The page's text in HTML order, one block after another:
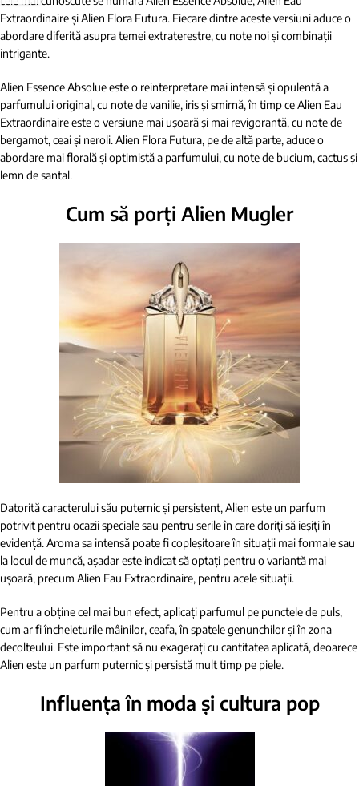
Extraordinaire și Alien Flora Futura. Fiecare dintre aceste versiuni aduce o
abordare diferită asupra temei extraterestre, cu note noi și combinații
intrigante.
Alien Essence Absolue este o reinterpretare mai intensă și opulentă a
parfumului original, cu note de vanilie, iris și smirnă, în timp ce Alien Eau
Extraordinaire este o versiune mai ușoară și mai revigorantă, cu note de
bergamot, ceai și neroli. Alien Flora Futura, pe de altă parte, aduce o
abordare mai florală și optimistă a parfumului, cu note de bucium, cactus și
lemn de santal.
Cum să porți Alien Mugler
Datorită caracterului său puternic și persistent, Alien este un parfum
potrivit pentru ocazii speciale sau pentru serile în care doriți să ieșiți în
evidență. Aroma sa intensă poate fi copleșitoare în situații mai formale sau
la locul de muncă, așadar este indicat să optați pentru o variantă mai
ușoară, precum Alien Eau Extraordinaire, pentru acele situații.
Pentru a obține cel mai bun efect, aplicați parfumul pe punctele de puls,
cum ar fi încheieturile mâinilor, ceafa, în spatele genunchilor și în zona
decolteului. Este important să nu exagerați cu cantitatea aplicată, deoarece
Alien este un parfum puternic și persistă mult timp pe piele.
Influența în moda și cultura pop